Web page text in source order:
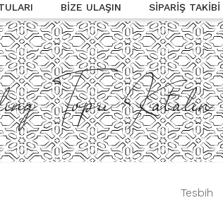
BIZE ULAŞIN SIPARIŞ TAKIBI
Topu Katalin
Tesbih